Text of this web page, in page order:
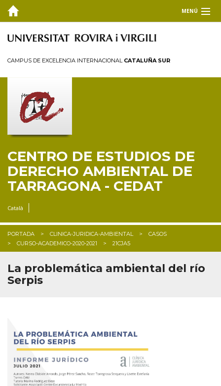
MENÚ
EL CEDAT
Doctorado en Derecho Ambiental
Premio Josep Miquel Prats Canut
Clínica Jurídica Ambiental URV
PUBLICACIONES
COLABORA
BLOG
CAMPUS DE EXCELENCIA INTERNACIONAL CATALUÑA SUR
CENTRO DE ESTUDIOS DE
DERECHO AMBIENTAL DE
TARRAGONA - CEDAT
Català
PORTADA CLINICA-JURIDICA-AMBIENTAL
CASOS
CURSO-ACADEMICO-2020-2021
21CJA5
La problemática ambiental del río
Serpis